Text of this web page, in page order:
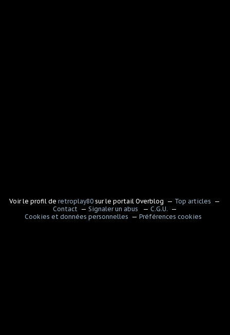
Voir le profil deretroplay80 sur le portail Overblog
Top articles
Contact
Signaler un abus
C.G.U.
Cookies et données personnelles
Préférences cookies